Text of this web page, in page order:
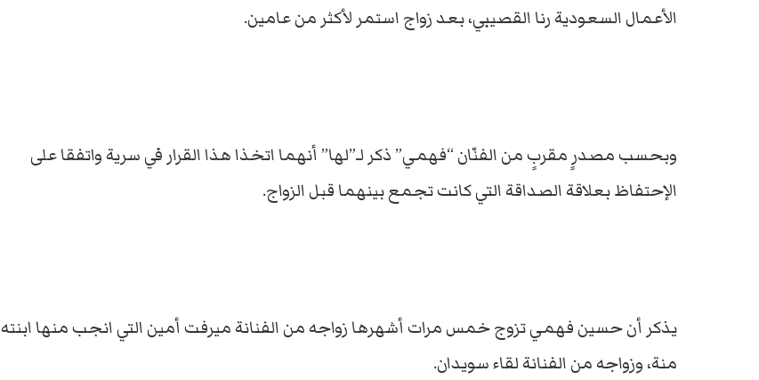
الأعمال السعودية رنا القصيبي، بعد زواج استمر لأكثر من عامين.
وبحسب مصدرٍ مقربٍ من الفنّان “فهمي” ذكر لـ”لها” أنهما اتخذا هذا القرار في سرية واتفقا على
الإحتفاظ بعلاقة الصداقة التي كانت تجمع بينهما قبل الزواج.
يذكر أن حسين فهمي تزوج خمس مرات أشهرها زواجه من الفنانة ميرفت أمين التي انجب منها ابنته
منة، وزواجه من الفنانة لقاء سويدان.